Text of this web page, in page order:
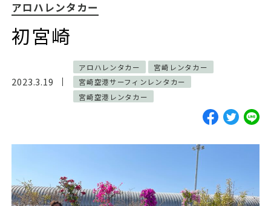
アロハレンタカー
初宮崎
2023.3.19
アロハレンタカー
宮崎レンタカー
宮崎空港サーフィンレンタカー
宮崎空港レンタカー
車種・料金
お電話で問い合わせ
INFORMATION